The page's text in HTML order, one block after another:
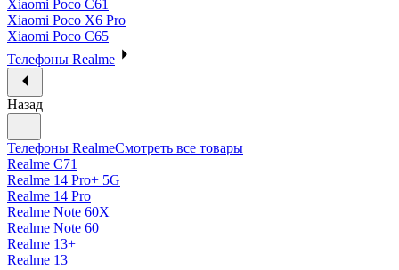
Xiaomi Poco C61
Xiaomi Poco X6 Pro
Xiaomi Poco C65
Телефоны Realme
Назад
Телефоны RealmeСмотреть все товары
Realme C71
Realme 14 Pro+ 5G
Realme 14 Pro
Realme Note 60X
Realme Note 60
Realme 13+
Realme 13